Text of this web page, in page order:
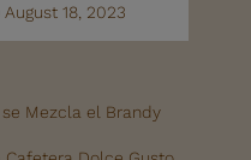
August 18, 2023
Mezcla el Brandy